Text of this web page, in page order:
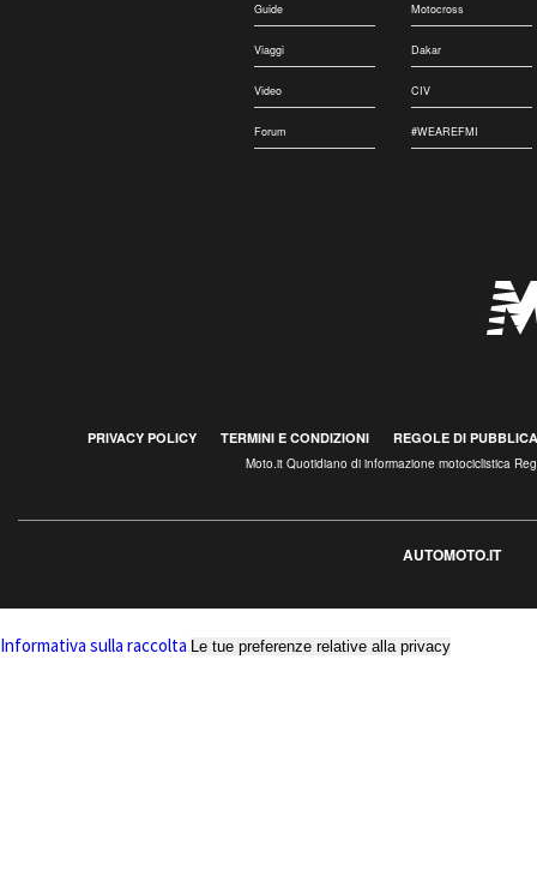
Guide
Viaggi
Video
Forum
Motocross
Dakar
CIV
#WEAREFMI
PRIVACY POLICY TERMINI E CONDIZIONI REGOLE DI
Moto.it Quotidiano di informazione motociclistica
AUTOMOTO.IT
Informativa sulla raccolta Le tue preferenze relative alla privacy